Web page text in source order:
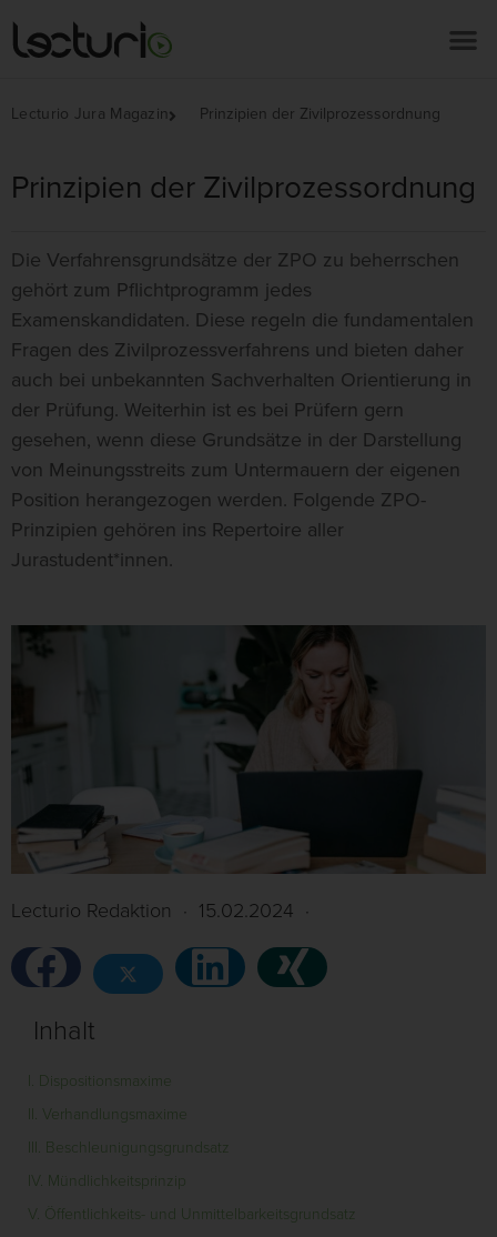
Lecturio Jura Magazin Prinzipien der Zivilprozessordnung
Prinzipien der Zivilprozessordnung
Die Verfahrensgrundsätze der ZPO zu beherrschen
gehört zum Pflichtprogramm jedes
Examenskandidaten. Diese regeln die fundamentalen
Fragen des Zivilprozessverfahrens und bieten daher
auch bei unbekannten Sachverhalten Orientierung in
der Prüfung. Weiterhin ist es bei Prüfern gern
gesehen, wenn diese Grundsätze in der Darstellung
von Meinungsstreits zum Untermauern der eigenen
Position herangezogen werden. Folgende ZPO-
Prinzipien gehören ins Repertoire aller
Jurastudent*innen.
Lecturio Redaktion · 15.02.2024 ·
Inhalt
I. Dispositionsmaxime
II. Verhandlungsmaxime
III. Beschleunigungsgrundsatz
IV. Mündlichkeitsprinzip
V. Öffentlichkeits- und Unmittelbarkeitsgrundsatz